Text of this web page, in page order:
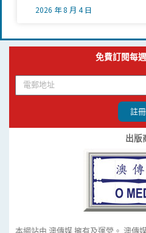
2026 年 8 月 4 日
免費訂閱每
註冊
出版
本網站由 澳傳媒 擁有及運營。 澳傳